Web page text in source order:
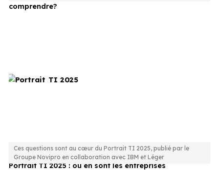
comprendre?
Portrait TI 2025 : où en sont les entreprises
Ces questions sont au cœur du Portrait TI 2025, publié par le
Groupe Novipro en collaboration avec IBM et Léger